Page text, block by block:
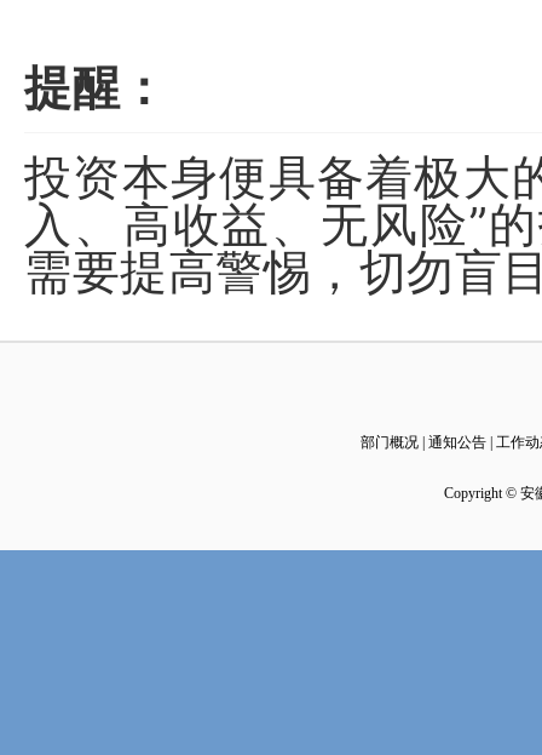
提醒：
投资本身便具备着极大
入、高收益、无风险”
需要提高警惕，切勿盲
部门概况 | 通知公告 | 工作
Copyright © 安